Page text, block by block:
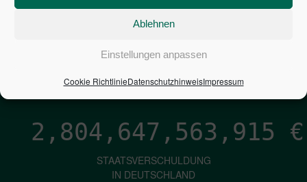
Ablehnen
Einstellungen anpassen
Cookie RichtlinieDatenschutzhinweisImpressum
1,601
ZINSEN
PRO SEKUNDE
2,804,647,565,184 €
STAATSVERSCHULDUNG
IN DEUTSCHLAND